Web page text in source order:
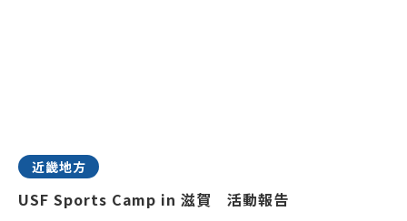
近畿地方
USF Sports Camp in 滋賀 活動報告